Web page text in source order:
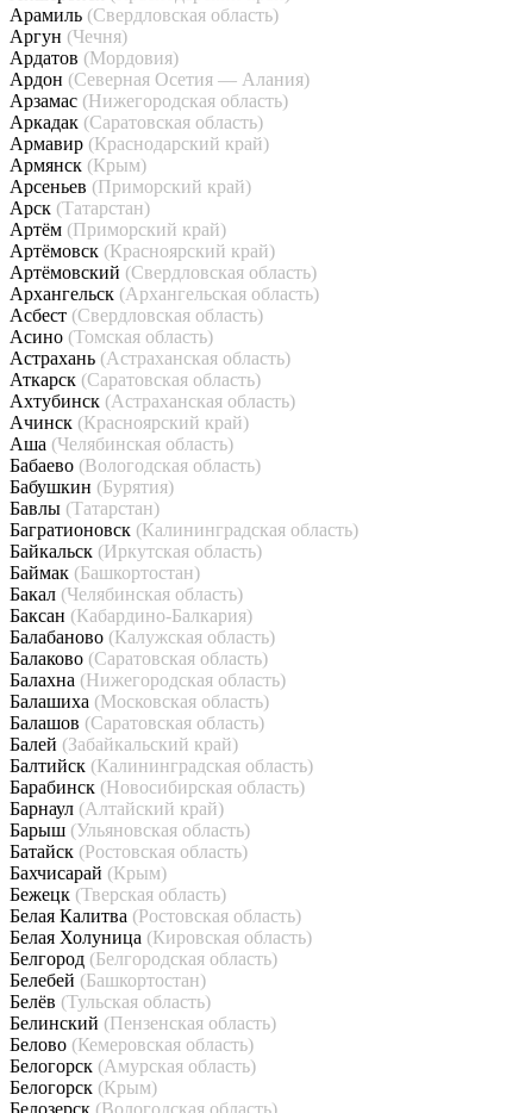
Арамиль (Свердловская область)
Аргун (Чечня)
Ардатов (Мордовия)
Ардон (Северная Осетия — Алания)
Арзамас (Нижегородская область)
Аркадак (Саратовская область)
Армавир (Краснодарский край)
Армянск (Крым)
Арсеньев (Приморский край)
Арск (Татарстан)
Артём (Приморский край)
Артёмовск (Красноярский край)
Артёмовский (Свердловская область)
Архангельск (Архангельская область)
Асбест (Свердловская область)
Асино (Томская область)
Астрахань (Астраханская область)
Аткарск (Саратовская область)
Ахтубинск (Астраханская область)
Ачинск (Красноярский край)
Аша (Челябинская область)
Бабаево (Вологодская область)
Бабушкин (Бурятия)
Бавлы (Татарстан)
Багратионовск (Калининградская область)
Байкальск (Иркутская область)
Баймак (Башкортостан)
Бакал (Челябинская область)
Баксан (Кабардино-Балкария)
Балабаново (Калужская область)
Балаково (Саратовская область)
Балахна (Нижегородская область)
Балашиха (Московская область)
Балашов (Саратовская область)
Балей (Забайкальский край)
Балтийск (Калининградская область)
Барабинск (Новосибирская область)
Барнаул (Алтайский край)
Барыш (Ульяновская область)
Батайск (Ростовская область)
Бахчисарай (Крым)
Бежецк (Тверская область)
Белая Калитва (Ростовская область)
Белая Холуница (Кировская область)
Белгород (Белгородская область)
Белебей (Башкортостан)
Белёв (Тульская область)
Белинский (Пензенская область)
Белово (Кемеровская область)
Белогорск (Амурская область)
Белогорск (Крым)